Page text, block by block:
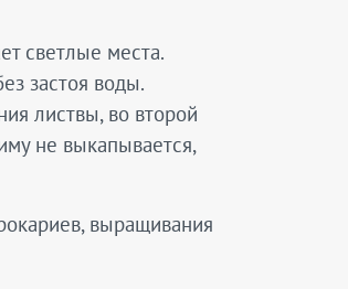
светлые места.
застоя воды.
листвы, во второй
не выкапывается,
выращивания